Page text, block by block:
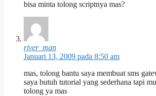
bisa minta tolong scriptnya mas?
river_man
Januari 13, 2009 pada 8:50 am
mas, tolong bantu saya membuat sms
saya butuh tutorial yang sederhana tapi
tolong ya mas